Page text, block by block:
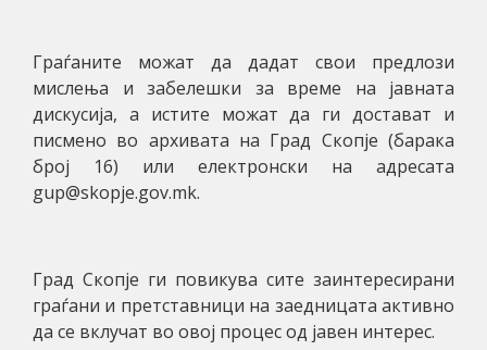
Граѓаните можат да дадат свои предлози
мислења и забелешки за време на јавната
дискусија, а истите можат да ги достават и
писмено во архивата на Град Скопје (барака
број 16) или електронски на адресата
gup@skopje.gov.mk.
Град Скопје ги повикува сите заинтересирани
граѓани и претставници на заедницата активно
да се вклучат во овој процес од јавен интерес.